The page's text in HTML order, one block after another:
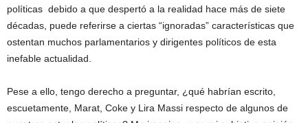
políticas debido a que despertó a la realidad hace más de siete
décadas, puede referirse a ciertas “ignoradas” características que
ostentan muchos parlamentarios y dirigentes políticos de esta
inefable actualidad.
Pese a ello, tengo derecho a preguntar, ¿qué habrían escrito,
escuetamente, Marat, Coke y Lira Massi respecto de algunos de